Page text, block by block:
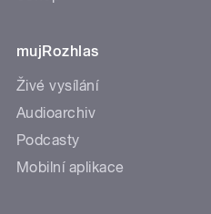
mujRozhlas
Živé vysílání
Audioarchiv
Podcasty
Mobilní aplikace